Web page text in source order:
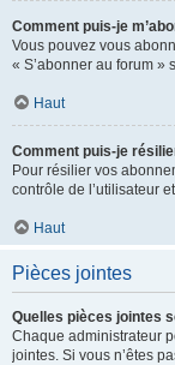
Comment puis-je
Vous pouvez vous
« S’abonner au forum »
Haut
Comment puis-je
Pour résilier vos
contrôle de l’utilisateur
Haut
Pièces jointes
Quelles pièces jointes
Chaque administrateur
jointes. Si vous n’êtes